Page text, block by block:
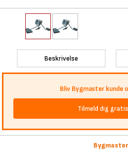
Beskrivelse
Bliv Bygmaster kunde
Tilmeld dig
Bygmaster